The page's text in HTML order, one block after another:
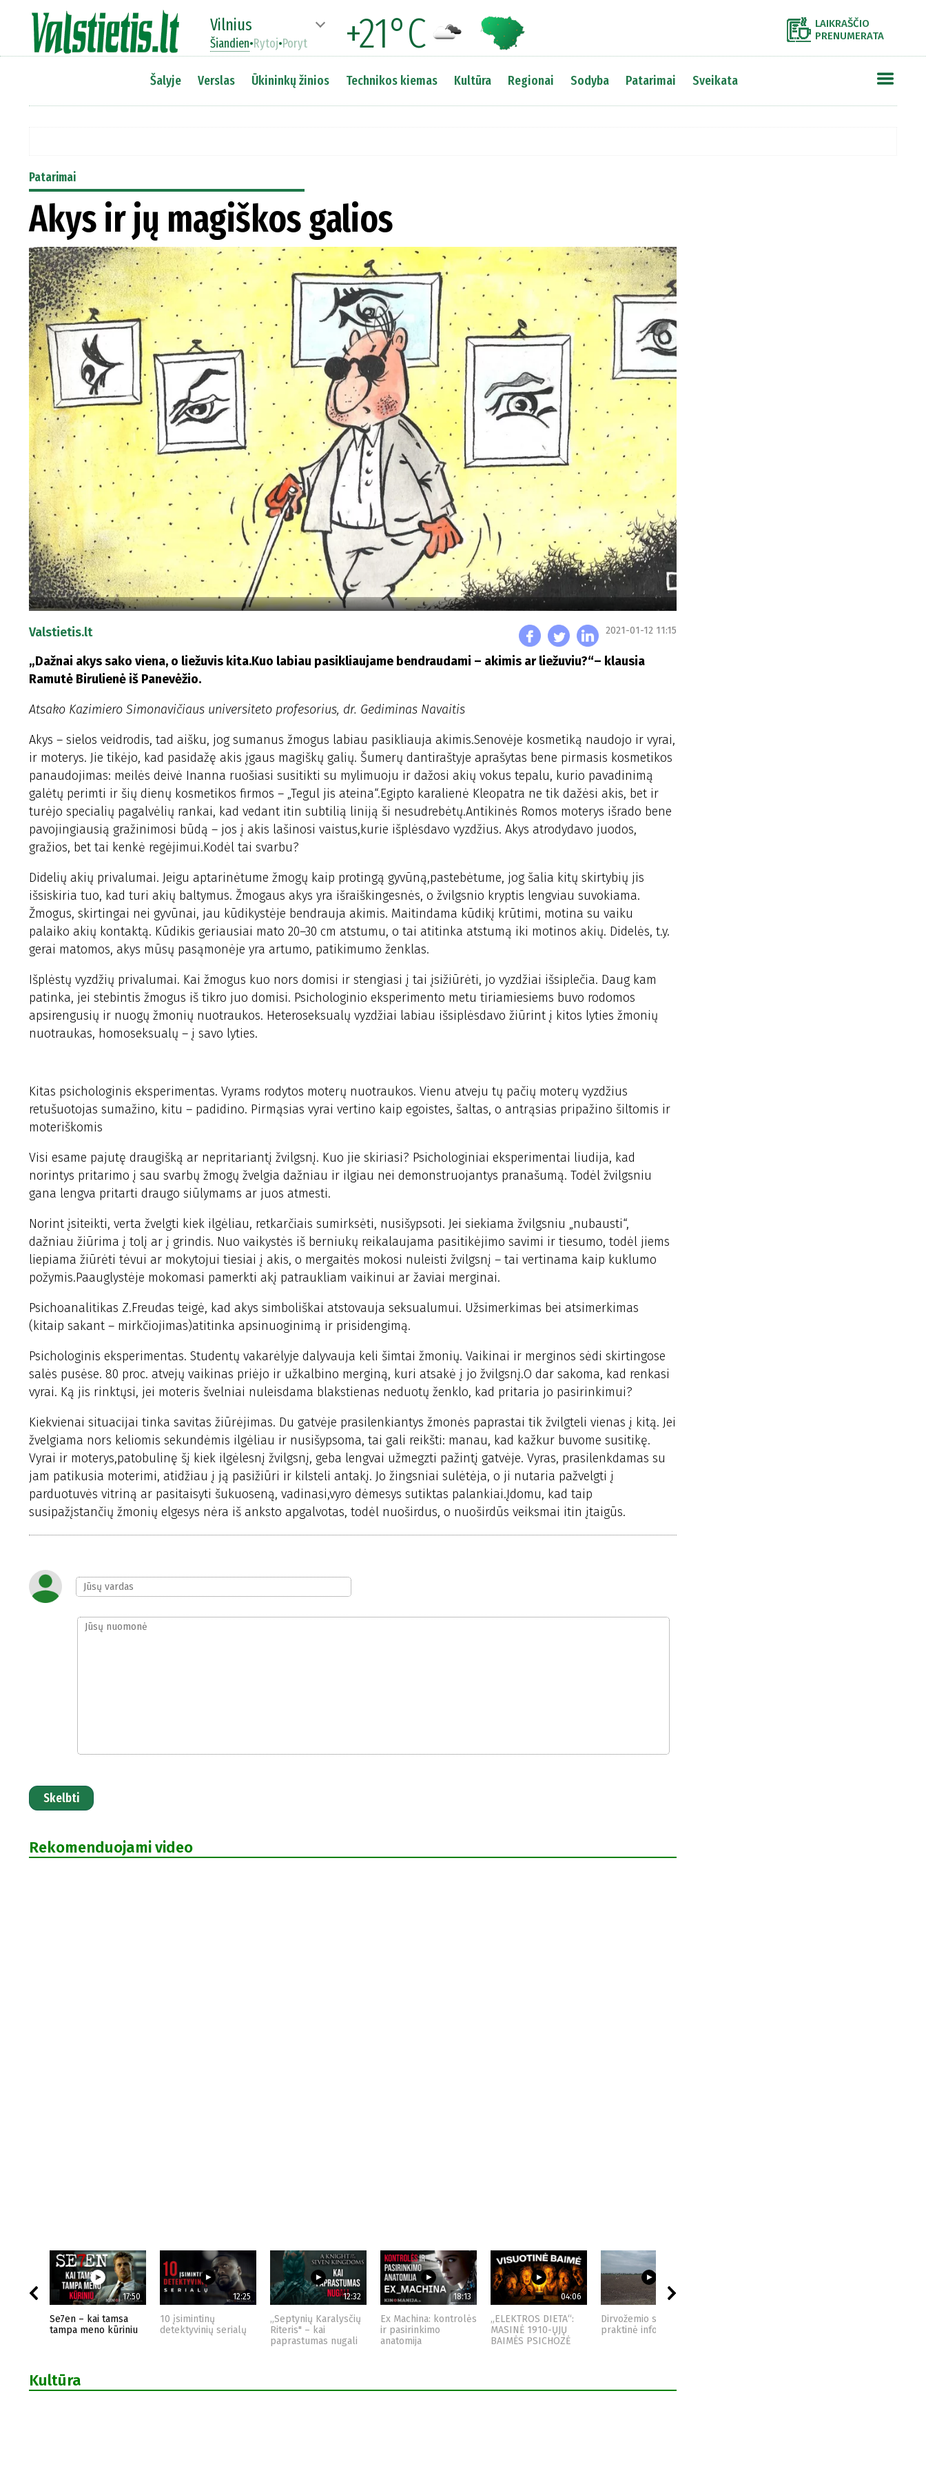
Vilnius +21°C
Šiandien•Rytoj•Poryt
LAIKRAŠČIO
PRENUMERATA
Šalyje Verslas Ūkininkų žinios Technikos kiemas Kultūra Regionai Sodyba Patarimai Sveikata
Patarimai
Akys ir jų magiškos galios
Valstietis.lt 2021-01-12 11:15
„Dažnai akys sako viena, o liežuvis kita.Kuo labiau pasikliaujame bendraudami – akimis ar liežuviu?“– klausia
Ramutė Birulienė iš Panevėžio.
Atsako Kazimiero Simonavičiaus universiteto profesorius, dr. Gediminas Navaitis
Akys – sielos veidrodis, tad aišku, jog sumanus žmogus labiau pasikliauja akimis.Senovėje kosmetiką naudojo ir vyrai,
ir moterys. Jie tikėjo, kad pasidažę akis įgaus magiškų galių. Šumerų dantiraštyje aprašytas bene pirmasis kosmetikos
panaudojimas: meilės deivė Inanna ruošiasi susitikti su mylimuoju ir dažosi akių vokus tepalu, kurio pavadinimą
galėtų perimti ir šių dienų kosmetikos firmos – „Tegul jis ateina“.Egipto karalienė Kleopatra ne tik dažėsi akis, bet ir
turėjo specialių pagalvėlių rankai, kad vedant itin subtilią liniją ši nesudrebėtų.Antikinės Romos moterys išrado bene
pavojingiausią gražinimosi būdą – jos į akis lašinosi vaistus,kurie išplėsdavo vyzdžius. Akys atrodydavo juodos,
gražios, bet tai kenkė regėjimui.Kodėl tai svarbu?
Didelių akių privalumai. Jeigu aptarinėtume žmogų kaip protingą gyvūną,pastebėtume, jog šalia kitų skirtybių jis
išsiskiria tuo, kad turi akių baltymus. Žmogaus akys yra išraiškingesnės, o žvilgsnio kryptis lengviau suvokiama.
Žmogus, skirtingai nei gyvūnai, jau kūdikystėje bendrauja akimis. Maitindama kūdikį krūtimi, motina su vaiku
palaiko akių kontaktą. Kūdikis geriausiai mato 20–30 cm atstumu, o tai atitinka atstumą iki motinos akių. Didelės, t.y.
gerai matomos, akys mūsų pasąmonėje yra artumo, patikimumo ženklas.
Išplėstų vyzdžių privalumai. Kai žmogus kuo nors domisi ir stengiasi į tai įsižiūrėti, jo vyzdžiai išsiplečia. Daug kam
patinka, jei stebintis žmogus iš tikro juo domisi. Psichologinio eksperimento metu tiriamiesiems buvo rodomos
apsirengusių ir nuogų žmonių nuotraukos. Heteroseksualų vyzdžiai labiau išsiplėsdavo žiūrint į kitos lyties žmonių
nuotraukas, homoseksualų – į savo lyties.
Kitas psichologinis eksperimentas. Vyrams rodytos moterų nuotraukos. Vienu atveju tų pačių moterų vyzdžius
retušuotojas sumažino, kitu – padidino. Pirmąsias vyrai vertino kaip egoistes, šaltas, o antrąsias pripažino šiltomis ir
moteriškomis
Visi esame pajutę draugišką ar nepritariantį žvilgsnį. Kuo jie skiriasi? Psichologiniai eksperimentai liudija, kad
norintys pritarimo į sau svarbų žmogų žvelgia dažniau ir ilgiau nei demonstruojantys pranašumą. Todėl žvilgsniu
gana lengva pritarti draugo siūlymams ar juos atmesti.
Norint įsiteikti, verta žvelgti kiek ilgėliau, retkarčiais sumirksėti, nusišypsoti. Jei siekiama žvilgsniu „nubausti“,
dažniau žiūrima į tolį ar į grindis. Nuo vaikystės iš berniukų reikalaujama pasitikėjimo savimi ir tiesumo, todėl jiems
liepiama žiūrėti tėvui ar mokytojui tiesiai į akis, o mergaitės mokosi nuleisti žvilgsnį – tai vertinama kaip kuklumo
požymis.Paauglystėje mokomasi pamerkti akį patraukliam vaikinui ar žaviai merginai.
Psichoanalitikas Z.Freudas teigė, kad akys simboliškai atstovauja seksualumui. Užsimerkimas bei atsimerkimas
(kitaip sakant – mirkčiojimas)atitinka apsinuoginimą ir prisidengimą.
Psichologinis eksperimentas. Studentų vakarėlyje dalyvauja keli šimtai žmonių. Vaikinai ir merginos sėdi skirtingose
salės pusėse. 80 proc. atvejų vaikinas priėjo ir užkalbino merginą, kuri atsakė į jo žvilgsnį.O dar sakoma, kad renkasi
vyrai. Ką jis rinktųsi, jei moteris švelniai nuleisdama blakstienas neduotų ženklo, kad pritaria jo pasirinkimui?
Kiekvienai situacijai tinka savitas žiūrėjimas. Du gatvėje prasilenkiantys žmonės paprastai tik žvilgteli vienas į kitą. Jei
žvelgiama nors keliomis sekundėmis ilgėliau ir nusišypsoma, tai gali reikšti: manau, kad kažkur buvome susitikę.
Vyrai ir moterys,patobulinę šį kiek ilgėlesnį žvilgsnį, geba lengvai užmegzti pažintį gatvėje. Vyras, prasilenkdamas su
jam patikusia moterimi, atidžiau į ją pasižiūri ir kilsteli antakį. Jo žingsniai sulėtėja, o ji nutaria pažvelgti į
parduotuvės vitriną ar pasitaisyti šukuoseną, vadinasi,vyro dėmesys sutiktas palankiai.Įdomu, kad taip
susipažįstančių žmonių elgesys nėra iš anksto apgalvotas, todėl nuoširdus, o nuoširdūs veiksmai itin įtaigūs.
Skelbti
Rekomenduojami video
17:50
Se7en – kai tamsa
tampa meno kūriniu
12:25
10 įsimintinų
detektyvinių serialų
12:32
„Septynių Karalysčių
Riteris" – kai
paprastumas nugali
18:13
Ex Machina: kontrolės
ir pasirinkimo
anatomija
04:06
„ELEKTROS DIETA“:
MASINĖ 1910-ŲJŲ
BAIMĖS PSICHOZĖ
03:23
Dirvožemio sveikata -
praktinė informacija
Kultūra